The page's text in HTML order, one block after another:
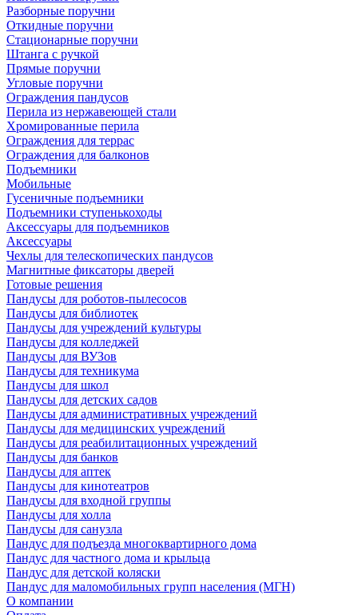
Разборные поручни
Откидные поручни
Стационарные поручни
Штанга с ручкой
Прямые поручни
Угловые поручни
Ограждения пандусов
Перила из нержавеющей стали
Хромированные перила
Ограждения для террас
Ограждения для балконов
Подъемники
Мобильные
Гусеничные подъемники
Подъемники ступенькоходы
Аксессуары для подъемников
Аксессуары
Чехлы для телескопических пандусов
Магнитные фиксаторы дверей
Готовые решения
Пандусы для роботов-пылесосов
Пандусы для библиотек
Пандусы для учреждений культуры
Пандусы для колледжей
Пандусы для ВУЗов
Пандусы для техникума
Пандусы для школ
Пандусы для детских садов
Пандусы для административных учреждений
Пандусы для медицинских учреждений
Пандусы для реабилитационных учреждений
Пандусы для банков
Пандусы для аптек
Пандусы для кинотеатров
Пандусы для входной группы
Пандусы для холла
Пандусы для санузла
Пандус для подъезда многоквартирного дома
Пандус для частного дома и крыльца
Пандус для детской коляски
Пандус для маломобильных групп населения (МГН)
О компании